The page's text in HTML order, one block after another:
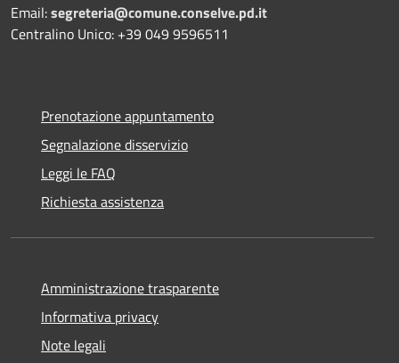
Email:segreteria@comune.conselve.pd.it
Centralino Unico: +39 049 9596511
Prenotazione appuntamento
Segnalazione disservizio
Leggi le FAQ
Richiesta assistenza
Amministrazione trasparente
Informativa privacy
Note legali